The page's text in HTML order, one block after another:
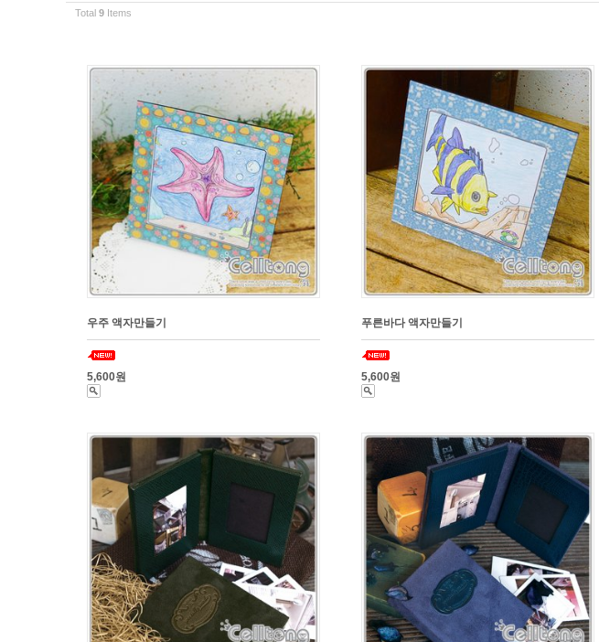
Total 9 Items
우주 액자만들기
5,600원
푸른바다 액자만들기
5,600원